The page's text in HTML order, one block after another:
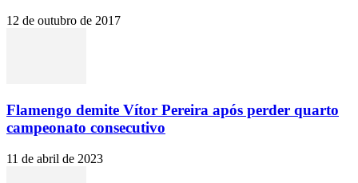
12 de outubro de 2017
Flamengo demite Vítor Pereira após perder quarto
campeonato consecutivo
11 de abril de 2023